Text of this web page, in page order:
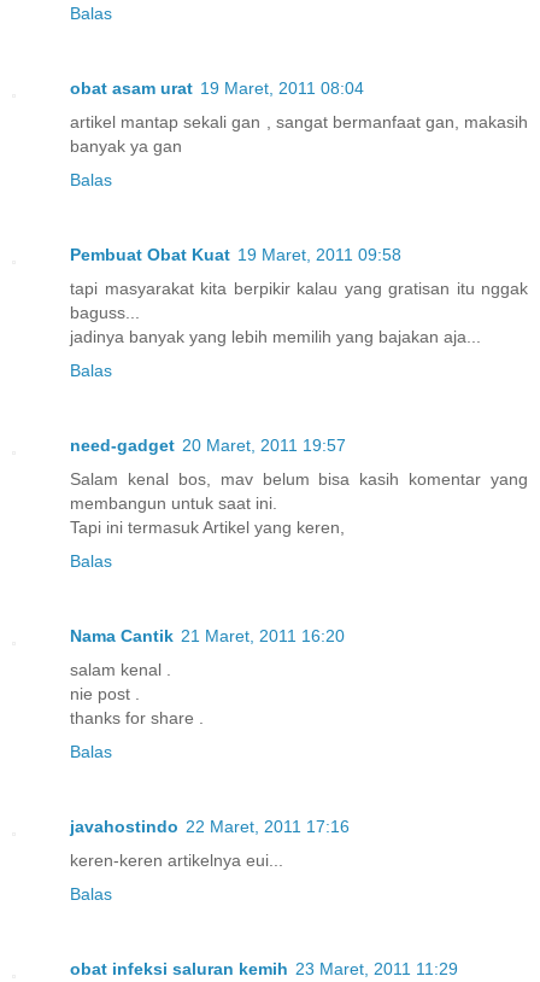
Balas
obat asam urat 19 Maret, 2011 08:04
artikel mantap sekali gan , sangat bermanfaat gan, makasih
banyak ya gan
Balas
Pembuat Obat Kuat 19 Maret, 2011 09:58
tapi masyarakat kita berpikir kalau yang gratisan itu nggak
baguss...
jadinya banyak yang lebih memilih yang bajakan aja...
Balas
need-gadget 20 Maret, 2011 19:57
Salam kenal bos, mav belum bisa kasih komentar yang
membangun untuk saat ini.
Tapi ini termasuk Artikel yang keren,
Balas
Nama Cantik 21 Maret, 2011 16:20
salam kenal .
nie post .
thanks for share .
Balas
javahostindo 22 Maret, 2011 17:16
keren-keren artikelnya eui...
Balas
obat infeksi saluran kemih 23 Maret, 2011 11:29